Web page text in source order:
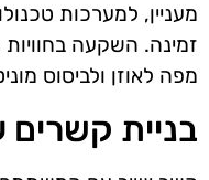
מעניין, למערכות
זמינה. השקעה
מפה לאוזן ולביסוס
בניית